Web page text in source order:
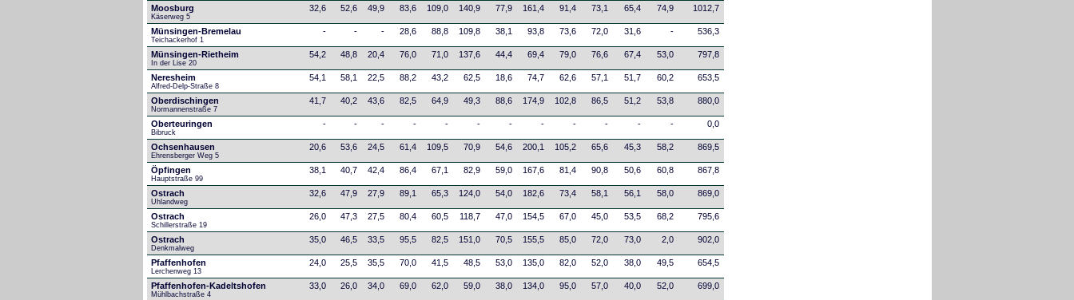
Moosburg
Käserweg 5
32,6 52,6 49,9 83,6 109,0 140,9 77,9 161,4 91,4 73,1 65,4 74,9 1012,7
Münsingen-Bremelau
Teichackerhof 1
- - - 28,6 88,8 109,8 38,1 93,8 73,6 72,0 31,6 - 536,3
Münsingen-Rietheim
In der Lise 20
54,2 48,8 20,4 76,0 71,0 137,6 44,4 69,4 79,0 76,6 67,4 53,0 797,8
Neresheim
Alfred-Delp-Straße 8
54,1 58,1 22,5 88,2 43,2 62,5 18,6 74,7 62,6 57,1 51,7 60,2 653,5
Oberdischingen
Normannenstraße 7
41,7 40,2 43,6 82,5 64,9 49,3 88,6 174,9 102,8 86,5 51,2 53,8 880,0
Oberteuringen
Bibruck
- - - - - - - - - - - - 0,0
Ochsenhausen
Ehrensberger Weg 5
20,6 53,6 24,5 61,4 109,5 70,9 54,6 200,1 105,2 65,6 45,3 58,2 869,5
Öpfingen
Hauptstraße 99
38,1 40,7 42,4 86,4 67,1 82,9 59,0 167,6 81,4 90,8 50,6 60,8 867,8
Ostrach
Uhlandweg
32,6 47,9 27,9 89,1 65,3 124,0 54,0 182,6 73,4 58,1 56,1 58,0 869,0
Ostrach
Schillerstraße 19
26,0 47,3 27,5 80,4 60,5 118,7 47,0 154,5 67,0 45,0 53,5 68,2 795,6
Ostrach
Denkmalweg
35,0 46,5 33,5 95,5 82,5 151,0 70,5 155,5 85,0 72,0 73,0 2,0 902,0
Pfaffenhofen
Lerchenweg 13
24,0 25,5 35,5 70,0 41,5 48,5 53,0 135,0 82,0 52,0 38,0 49,5 654,5
Pfaffenhofen-Kadeltshofen
Mühlbachstraße 4
33,0 26,0 34,0 69,0 62,0 59,0 38,0 134,0 95,0 57,0 40,0 52,0 699,0